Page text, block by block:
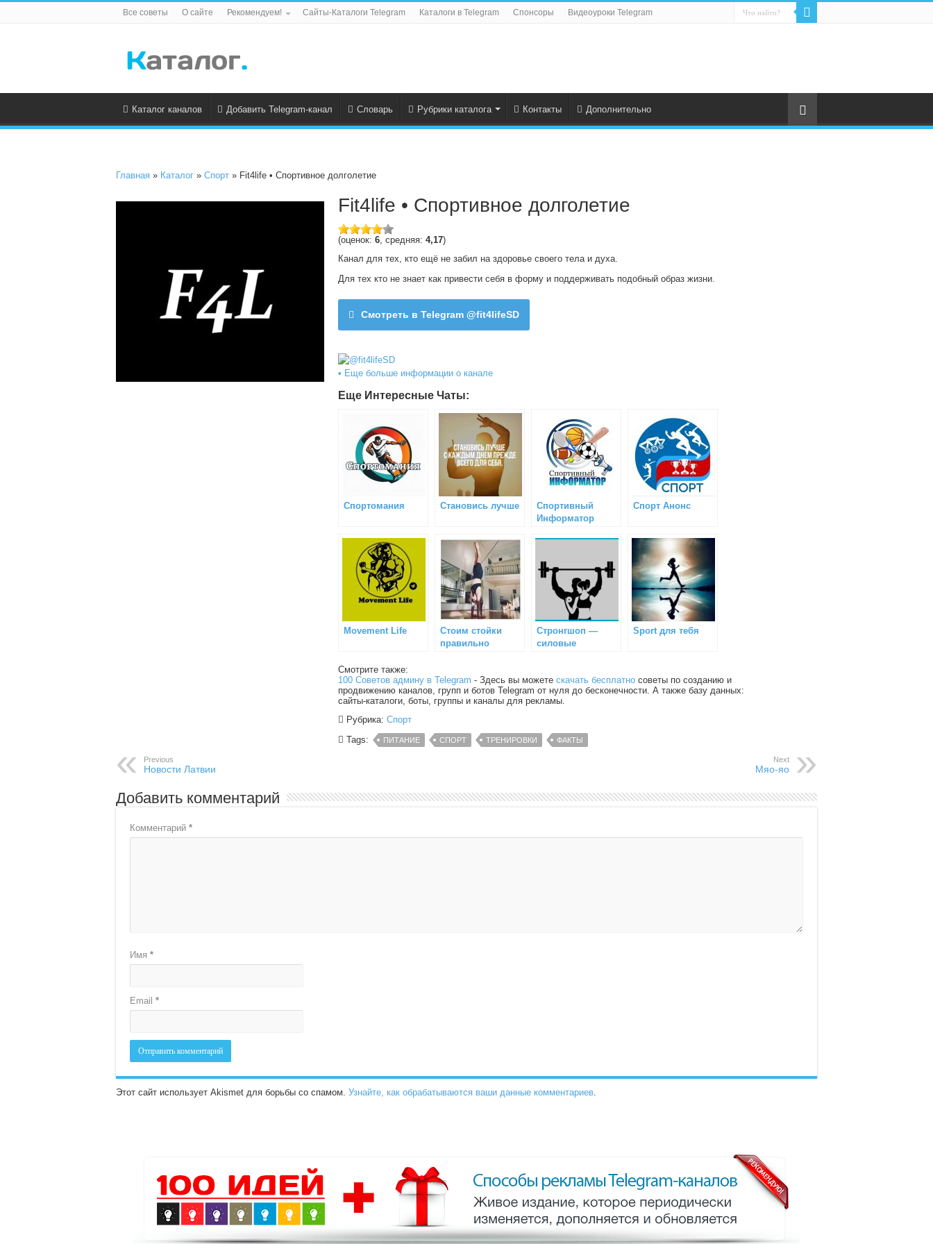
Все советы О сайте Рекомендуем! Сайты-Каталоги Telegram Каталоги в Telegram Спонсоры Видеоуроки Telegram
Каталог каналов Добавить Telegram-канал Словарь Рубрики каталога Контакты Дополнительно
Главная » Каталог » Спорт » Fit4life • Спортивное долголетие
Fit4life • Спортивное долголетие
(оценок: 6, средняя: 4,17)
Канал для тех, кто ещё не забил на здоровье своего тела и духа.
Для тех кто не знает как привести себя в форму и поддерживать подобный образ жизни.
Смотреть в Telegram @fit4lifeSD
• Еще больше информации о канале
Еще Интересные Чаты:
Спортомания Становись лучше
Спортивный
Информатор
Спорт Анонс
Movement Life
Стоим стойки
правильно
Стронгшоп —
силовые
Sport для тебя
Смотрите также:
100 Советов админу в Telegram - Здесь вы можете скачать бесплатно советы по созданию и
продвижению каналов, групп и ботов Telegram от нуля до бесконечности. А также базу данных:
сайты-каталоги, боты, группы и каналы для рекламы.
Рубрика: Спорт
Tags:
ПИТАНИЕ СПОРТ ТРЕНИРОВКИ ФАКТЫ
Previous
Новости Латвии
Next
Мяо-яо
Добавить комментарий
Комментарий *
Имя *
Email *
Этот сайт использует Akismet для борьбы со спамом. Узнайте, как обрабатываются ваши данные комментариев.